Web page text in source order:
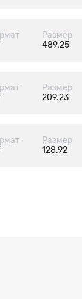
Размер
489.25
Размер
209.23
Размер
128.92